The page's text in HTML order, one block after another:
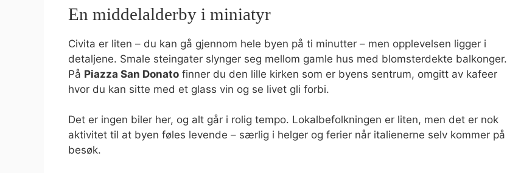
En middelalderby i miniatyr
Civita er liten – du kan gå gjennom hele byen på ti minutter – men opplevelsen ligger i
detaljene. Smale steingater slynger seg mellom gamle hus med blomsterdekte balkonger.
På Piazza San Donato finner du den lille kirken som er byens sentrum, omgitt av kafeer
hvor du kan sitte med et glass vin og se livet gli forbi.
Det er ingen biler her, og alt går i rolig tempo. Lokalbefolkningen er liten, men det er nok
aktivitet til at byen føles levende – særlig i helger og ferier når italienerne selv kommer på
besøk.